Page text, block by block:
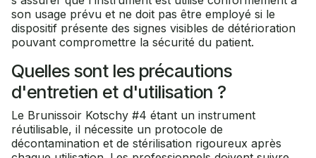
son usage prévu et ne doit pas être employé si le
dispositif présente des signes visibles de détérioration
pouvant compromettre la sécurité du patient.
Quelles sont les précautions
d'entretien et d'utilisation ?
Le Brunissoir Kotschy #4 étant un instrument
réutilisable, il nécessite un protocole de
décontamination et de stérilisation rigoureux après